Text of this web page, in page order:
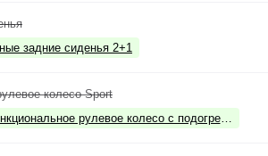
задние сиденья 2+1
колесо Sport
рулевое колесо с подогревом